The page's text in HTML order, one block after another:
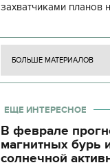
захватчиками планов
боевых ст
БОЛЬШЕ МАТЕРИАЛОВ
ЕЩЕ ИНТЕРЕСНОЕ
В феврале
магнитных бурь
солнечной